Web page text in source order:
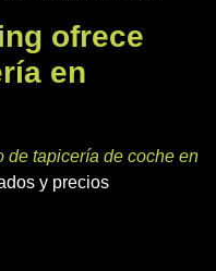
ofrece
en
de tapicería de coche en
y precios